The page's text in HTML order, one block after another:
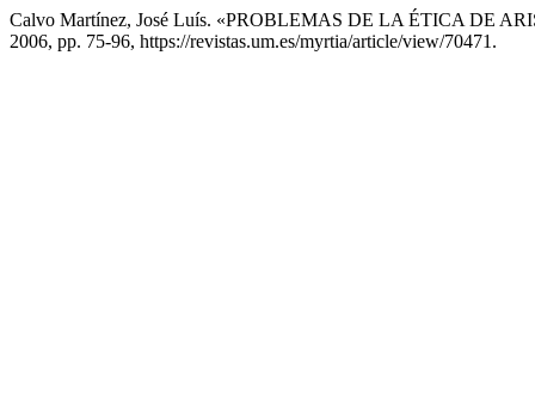
Calvo Martínez, José Luís. «PROBLEMAS DE LA ÉTICA DE
2006, pp. 75-96, https://revistas.um.es/myrtia/article/view/70471.